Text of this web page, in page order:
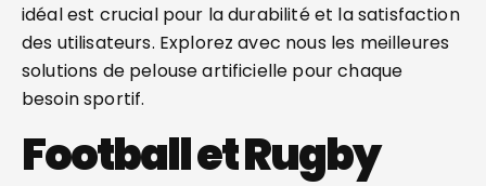
idéal est crucial pour la durabilité et la satisfaction
des utilisateurs. Explorez avec nous les meilleures
solutions de pelouse artificielle pour chaque
besoin sportif.
Football et Rugby